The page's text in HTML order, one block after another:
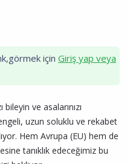
için Giriş yap veya
bileyin ve asalarınızı
uzun soluklu ve rekabet
Hem Avrupa (EU) hem de
tanıklık edeceğimiz bu